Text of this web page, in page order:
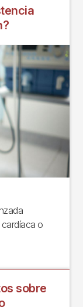
o
sobre